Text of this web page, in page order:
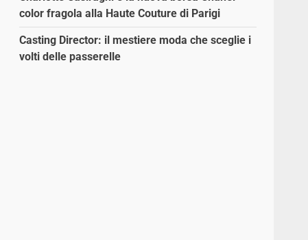
color fragola alla Haute Couture di Parigi
Casting Director: il mestiere moda che sceglie i
volti delle passerelle